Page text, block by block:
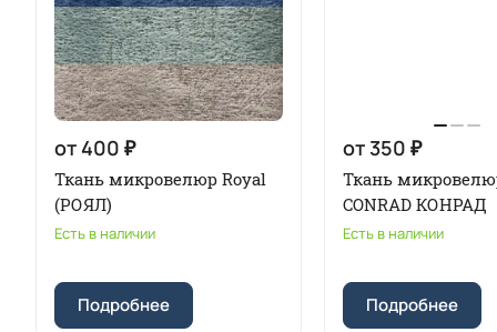
от 400 ₽
Ткань микровелюр Royal
(РОЯЛ)
Есть в наличии
Подробнее
от 350 ₽
Ткань
CONRAD КОНРАД
Есть в наличии
Подробнее